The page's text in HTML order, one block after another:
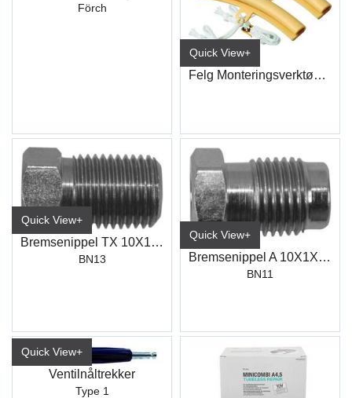
Förch
Quick View+
Felg Monteringsverktøy L:145Mm
Quick View+
Bremsenippel TX 10X1X10X18 Ø5
BN13
Quick View+
Bremsenippel A 10X1X5 11X16,7
BN11
Quick View+
Ventilnåltrekker
Type 1